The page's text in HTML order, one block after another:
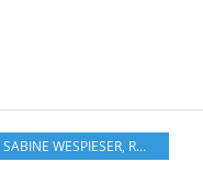
SABINE WESPIESER, ROMAN